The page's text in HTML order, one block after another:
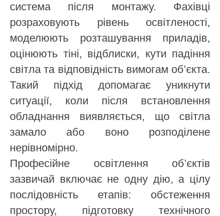
система після монтажу. Фахівці
розраховують рівень освітленості,
моделюють розташування приладів,
оцінюють тіні, відблиски, кути падіння
світла та відповідність вимогам об’єкта.
Такий підхід допомагає уникнути
ситуації, коли після встановлення
обладнання виявляється, що світла
замало або воно розподілене
нерівномірно.
Професійне освітлення об’єктів
зазвичай включає не одну дію, а цілу
послідовність етапів: обстеження
простору, підготовку технічного